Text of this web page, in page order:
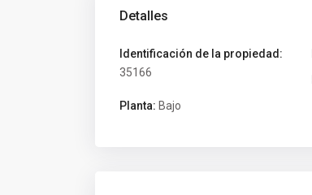
Detalles
Identificación de la propiedad:
35166
Planta: Bajo